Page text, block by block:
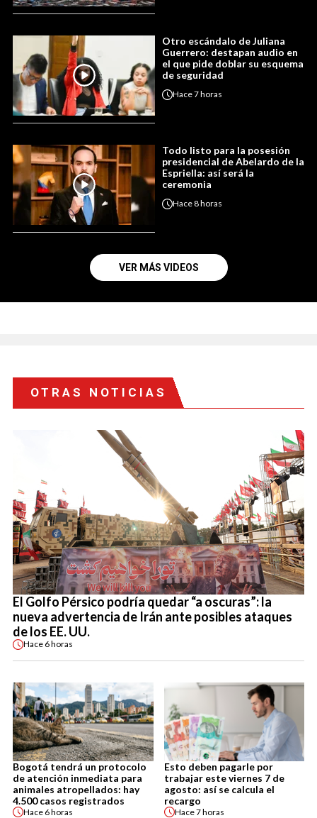
Otro escándalo de Juliana
Guerrero: destapan audio en
el que pide doblar su esquema
de seguridad
Hace7 horas
Todo listo para la posesión
presidencial de Abelardo de la
Espriella: así será la
ceremonia
Hace8 horas
VER MÁS VIDEOS
OTRAS NOTICIAS
El Golfo Pérsico podría quedar “a oscuras”: la
nueva advertencia de Irán ante posibles ataques
de los EE. UU.
Hace 6 horas
Bogotá tendrá un protocolo
de atención inmediata para
animales atropellados: hay
4.500 casos registrados
Hace 6 horas
Esto deben pagarle por
trabajar este viernes 7 de
agosto: así se calcula el
recargo
Hace7 horas